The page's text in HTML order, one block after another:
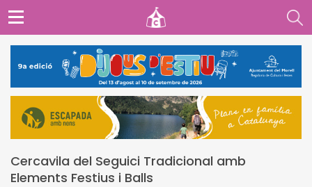
Cercavila del Seguici Tradicional amb
Elements Festius i Balls